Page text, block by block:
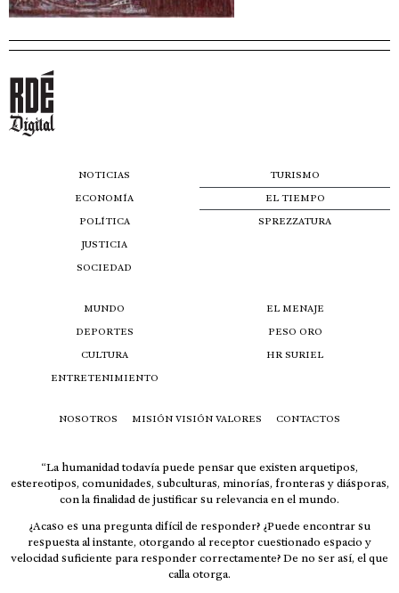
NOTICIAS
ECONOMÍA
POLÍTICA
JUSTICIA
SOCIEDAD
TURISMO
EL TIEMPO
SPREZZATURA
MUNDO
DEPORTES
CULTURA
ENTRETENIMIENTO
EL MENAJE
PESO ORO
HR SURIEL
NOSOTROS MISIÓN VISIÓN VALORES CONTACTOS
“La humanidad todavía puede pensar que existen arquetipos,
estereotipos, comunidades, subculturas, minorías, fronteras y diásporas,
con la finalidad de justificar su relevancia en el mundo.
¿Acaso es una pregunta difícil de responder? ¿Puede encontrar su
respuesta al instante, otorgando al receptor cuestionado espacio y
velocidad suficiente para responder correctamente? De no ser así, el que
calla otorga.